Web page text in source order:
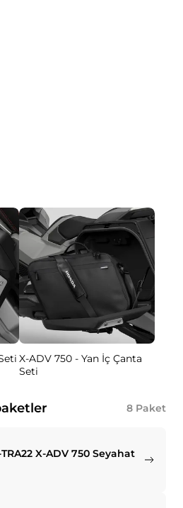
X-ADV 750 - Yan İç Çanta
Seti
8 Paket
X-ADV 750 Seyahat